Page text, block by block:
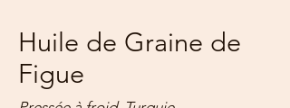
Huile de Graine de
Figue